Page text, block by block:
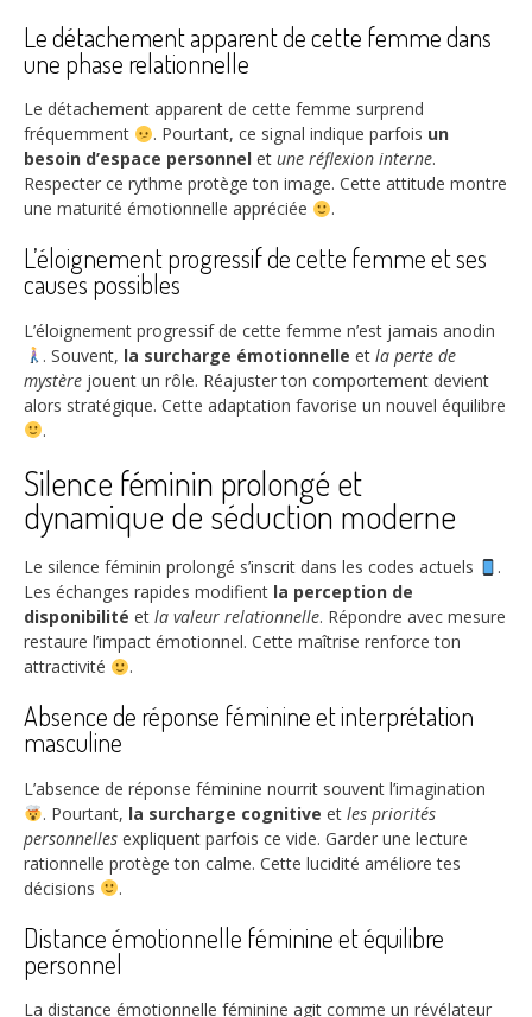
Le détachement apparent de cette femme dans
une phase relationnelle
Le détachement apparent de cette femme surprend
fréquemment
. Pourtant, ce signal indique parfois un
besoin d’espace personnel et une réflexion interne.
Respecter ce rythme protège ton image. Cette attitude montre
une maturité émotionnelle appréciée
.
L’éloignement progressif de cette femme et ses
causes possibles
L’éloignement progressif de cette femme n’est jamais anodin
. Souvent, la surcharge émotionnelle et la perte de
mystère jouent un rôle. Réajuster ton comportement devient
alors stratégique. Cette adaptation favorise un nouvel équilibre
.
Silence féminin prolongé et
dynamique de séduction moderne
Le silence féminin prolongé s’inscrit dans les codes actuels
.
Les échanges rapides modifient la perception de
disponibilité et la valeur relationnelle. Répondre avec mesure
restaure l’impact émotionnel. Cette maîtrise renforce ton
attractivité
.
Absence de réponse féminine et interprétation
masculine
L’absence de réponse féminine nourrit souvent l’imagination
. Pourtant, la surcharge cognitive et les priorités
personnelles expliquent parfois ce vide. Garder une lecture
rationnelle protège ton calme. Cette lucidité améliore tes
décisions
.
Distance émotionnelle féminine et équilibre
personnel
La distance émotionnelle féminine agit comme un révélateur